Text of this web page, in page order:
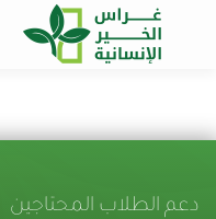
دعم الطلاب المحتاجين